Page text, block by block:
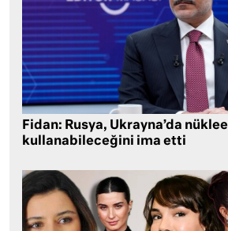
Fidan: Rusya, Ukrayna’da
kullanabileceğini ima etti